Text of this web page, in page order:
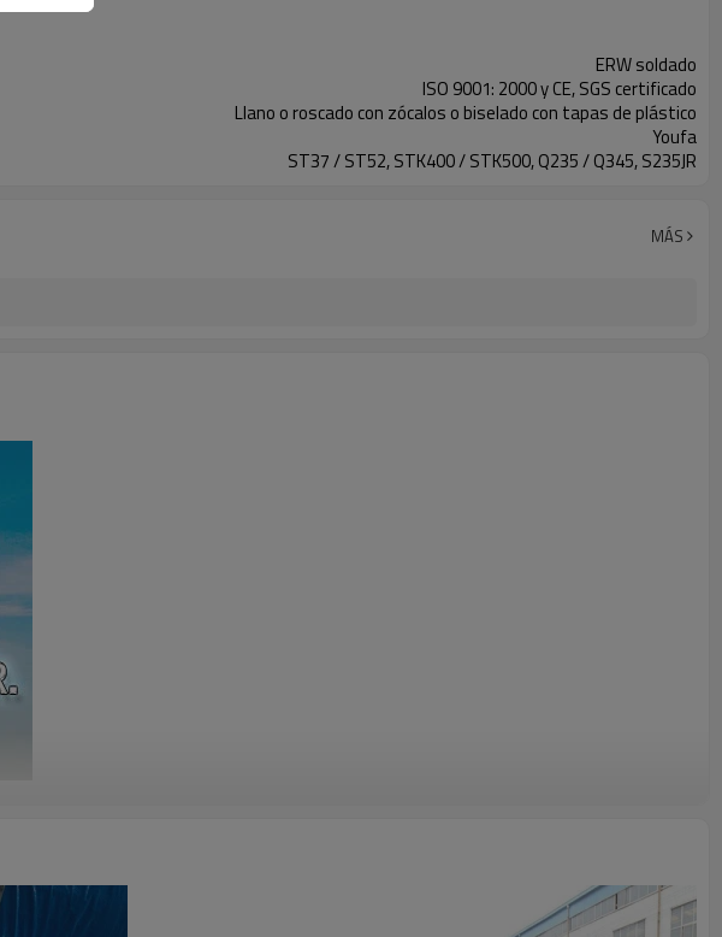
ERW soldado
ISO 9001: 2000 y CE, SGS certificado
Llano o roscado con zócalos o biselado con tapas de plástico
Youfa
ST37 / ST52, STK400 / STK500, Q235 / Q345, S235JR
MÁS